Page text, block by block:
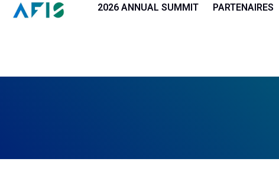
Panneau de gestion des cookies2026 ANNUAL SUMMIT PARTENAIRES